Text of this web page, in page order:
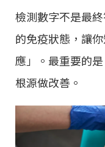
檢測數字不是最
的免疫狀態，讓
應」。最重要的
根源做改善。